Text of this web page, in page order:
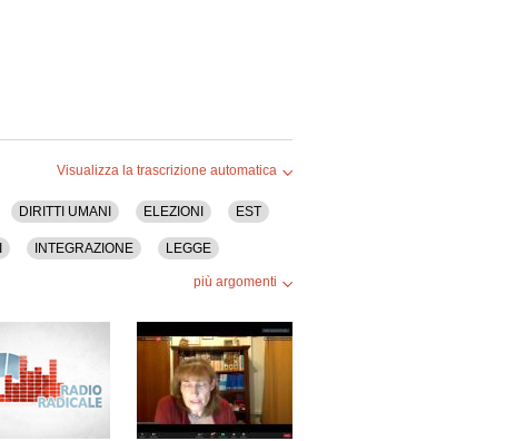
Visualizza la trascrizione automatica
DIRITTI UMANI ELEZIONI EST
INTEGRAZIONE LEGGE
TOTALITARISMOpiù argomenti